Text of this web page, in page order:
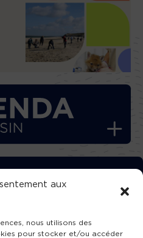
aux
nous utilisons des
pour stocker et/ou accéder
GRATUITEMENT
TVBA !